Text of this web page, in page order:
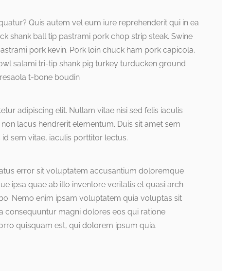
Quis autem vel eum iure reprehenderit qui in ea
shank ball tip pastrami pork chop strip steak. Swine
pork kevin. Pork loin chuck ham pork capicola.
salami tri-tip shank pig turkey turducken ground
t-bone boudin
adipiscing elit. Nullam vitae nisi sed felis iaculis
lacus hendrerit elementum. Duis sit amet sem
sem vitae, iaculis porttitor lectus.
error sit voluptatem accusantium doloremque
ipsa quae ab illo inventore veritatis et quasi arch
Nemo enim ipsam voluptatem quia voluptas sit
consequuntur magni dolores eos qui ratione
quisquam est, qui dolorem ipsum quia.